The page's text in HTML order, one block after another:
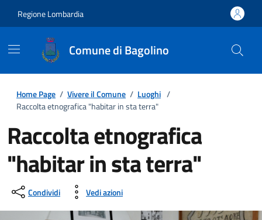
Regione Lombardia
Comune di Bagolino
Home Page / Vivere il Comune / Luoghi /
Raccolta etnografica "habitar in sta terra"
Raccolta etnografica
"habitar in sta terra"
Condividi Vedi azioni